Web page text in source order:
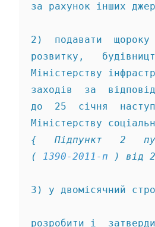
за рахунок інших
2)  подавати  щороку
розвитку,
Міністерству
заходів  за
до  25  січня
{   Підпункт   2
( 1390-2011-п ) від
3) у двомісячний
розробити і